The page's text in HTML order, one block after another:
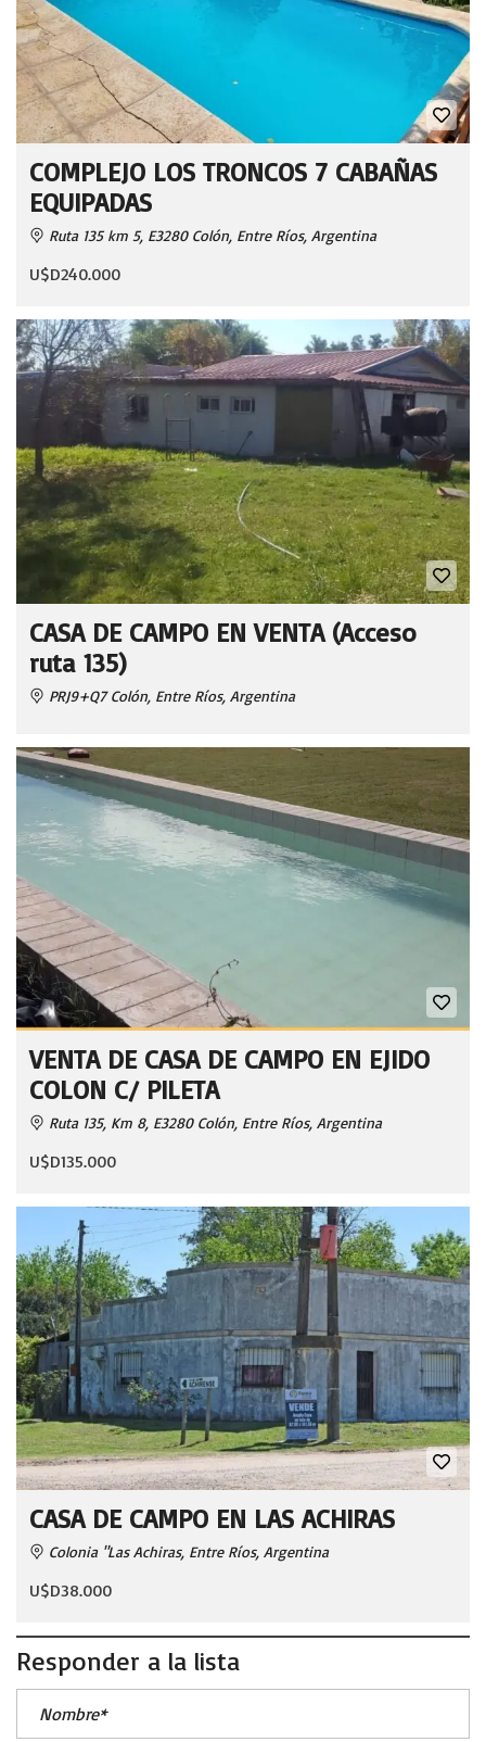
COMPLEJO LOS TRONCOS 7 CABAÑAS
EQUIPADAS
Ruta 135 km 5, E3280 Colón, Entre Ríos, Argentina
U$D240.000
CASA DE CAMPO EN VENTA (Acceso
ruta 135)
PRJ9+Q7 Colón, Entre Ríos, Argentina
VENTA DE CASA DE CAMPO EN EJIDO
COLON C/ PILETA
Ruta 135, Km 8, E3280 Colón, Entre Ríos, Argentina
U$D135.000
CASA DE CAMPO EN LAS ACHIRAS
Colonia "Las Achiras, Entre Ríos, Argentina
U$D38.000
Responder a la lista